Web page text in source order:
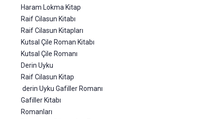
Haram Lokma Kitap
Raif Cilasun Kitabı
Raif Cilasun Kitapları
Kutsal Çile Roman Kitabı
Kutsal Çile Romanı
Derin Uyku
Raif Cilasun Kitap
derin Uyku Gafiller Romanı
Gafiller Kitabı
Romanları